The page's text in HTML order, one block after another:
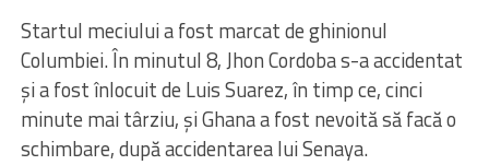
Startul meciului a fost marcat de ghinionul
Columbiei. În minutul 8, Jhon Cordoba s-a accidentat
și a fost înlocuit de Luis Suarez, în timp ce, cinci
minute mai târziu, și Ghana a fost nevoită să facă o
schimbare, după accidentarea lui Senaya.